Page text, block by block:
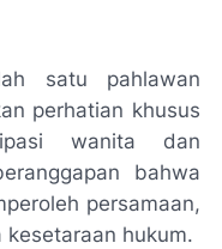
satu pahlawan
perhatian khusus
wanita dan
bahwa
persamaan,
hukum.